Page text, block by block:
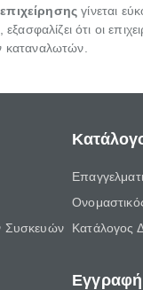
γίνεται
, εξασφαλίζει ότι οι
καταναλωτών.
Συσκευών
Κατάλογος